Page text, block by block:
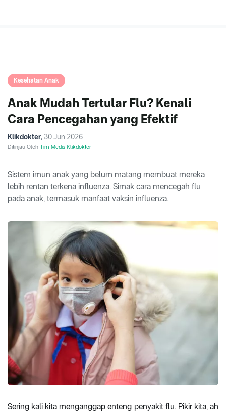
Kesehatan Anak
Anak Mudah Tertular Flu? Kenali
Cara Pencegahan yang Efektif
Klikdokter, 30 Jun 2026
Ditinjau Oleh Tim Medis Klikdokter
Sistem imun anak yang belum matang membuat mereka
lebih rentan terkena influenza. Simak cara mencegah flu
pada anak, termasuk manfaat vaksin influenza.
Sering kali kita menganggap enteng penyakit flu. Pikir kita, ah